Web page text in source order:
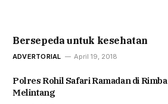
Bersepeda untuk kesehatan
ADVERTORIAL April 19, 2018
Polres Rohil Safari Ramadan di Rimba
Melintang